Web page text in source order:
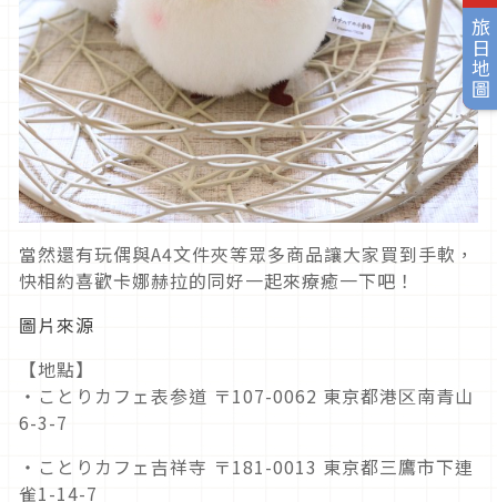
旅日地圖
當然還有玩偶與A4文件夾等眾多商品讓大家買到手軟，
快相約喜歡卡娜赫拉的同好一起來療癒一下吧！
圖片來源
【地點】
・ことりカフェ表参道 〒107-0062 東京都港区南青山
6-3-7
・ことりカフェ吉祥寺 〒181-0013 東京都三鷹市下連
雀1-14-7